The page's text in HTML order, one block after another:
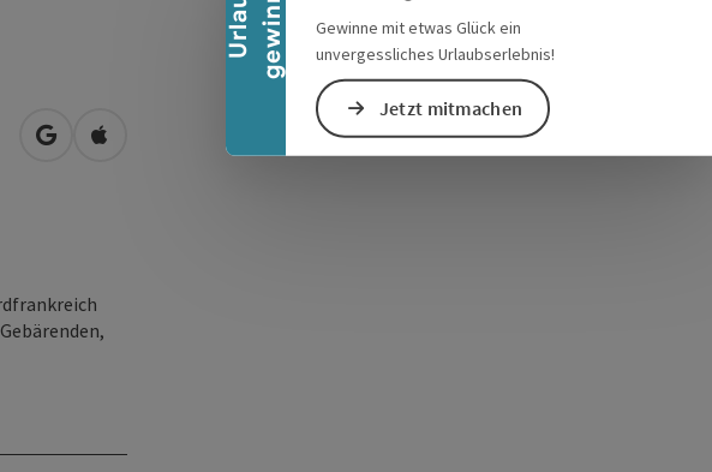
U
r
l
a
u
b
g
e
w
i
n
n
e
Gewinne mit etwas Glück ein
unvergessliches Urlaubserlebnis!
Jetzt mitmachen
in Google Maps öffnen
in Apple Maps öffnen